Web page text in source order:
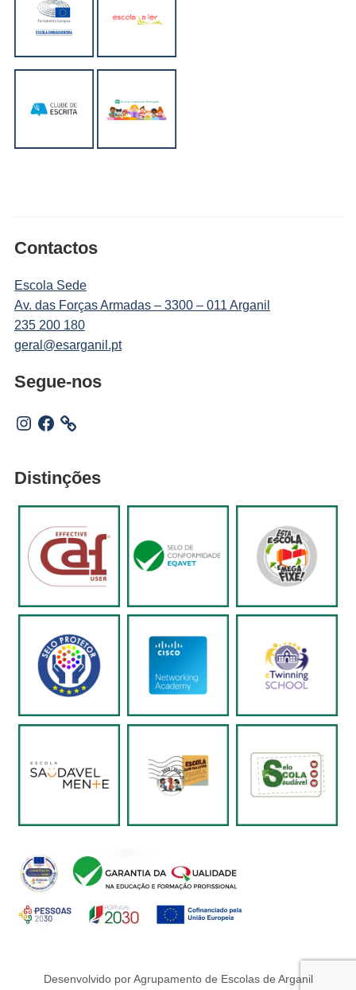
Contactos
Escola Sede
Av. das Forças Armadas – 3300 – 011 Arganil
235 200 180
geral@esarganil.pt
Segue-nos
Instagram
Facebook
Distinções
Desenvolvido por Agrupamento de Escolas de Arganil